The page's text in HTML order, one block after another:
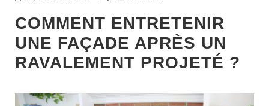
COMMENT ENTRETENIR
UNE FAÇADE APRÈS UN
RAVALEMENT PROJETÉ ?